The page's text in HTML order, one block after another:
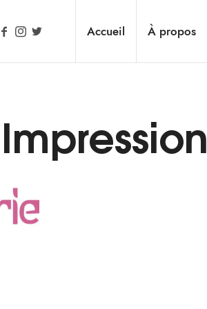
Accueil À propos
Impression